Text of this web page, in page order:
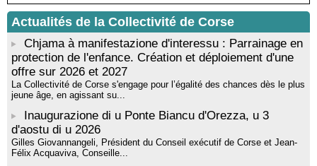
Actualités de la Collectivité de Corse
Chjama à manifestazione d'interessu : Parrainage en
protection de l'enfance. Création et déploiement d'une
offre sur 2026 et 2027
La Collectivité de Corse s'engage pour l’égalité des chances dès le plus
jeune âge, en agissant su...
Inaugurazione di u Ponte Biancu d'Orezza, u 3
d'aostu di u 2026
Gilles Giovannangeli, Président du Conseil exécutif de Corse et Jean-
Félix Acquaviva, Conseille...